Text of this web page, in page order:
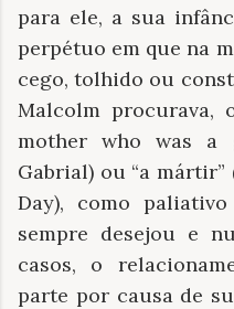
para ele, a sua
perpétuo em que na
cego, tolhido ou
Malcolm procurava,
mother who was a
Gabrial) ou “a
Day), como
sempre desejou e
casos, o
parte por causa de